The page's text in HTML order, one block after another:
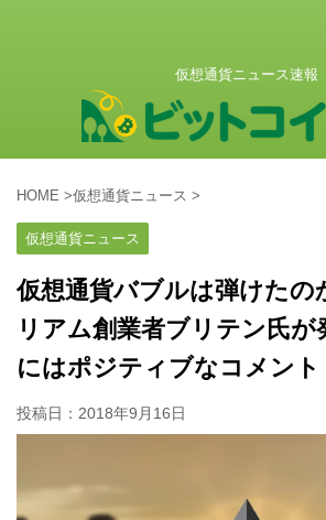
仮想通貨ニュース速報
HOME >仮想通貨ニュース >
仮想通貨ニュース
仮想通貨バブルは弾けたの
リアム創業者ブリテン氏が
にはポジティブなコメント
投稿日： 2018年9月16日